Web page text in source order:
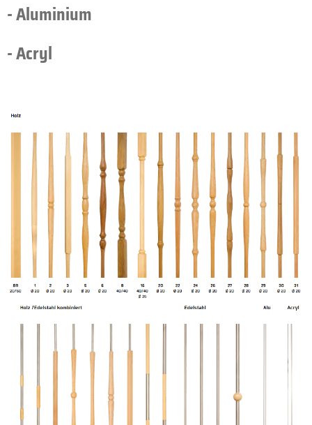
- Aluminium
- Acryl